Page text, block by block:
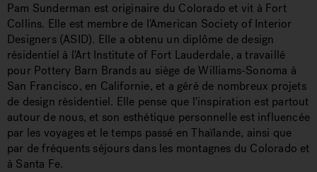
Pam Sunderman est originaire du Colorado et vit à Fort
Collins. Elle est membre de l'American Society of Interior
Designers (ASID). Elle a obtenu un diplôme de design
résidentiel à l'Art Institute of Fort Lauderdale, a travaillé
pour Pottery Barn Brands au siège de Williams-Sonoma à
San Francisco, en Californie, et a géré de nombreux projets
de design résidentiel. Elle pense que l'inspiration est partout
autour de nous, et son esthétique personnelle est influencée
par les voyages et le temps passé en Thaïlande, ainsi que
par de fréquents séjours dans les montagnes du Colorado et
à Santa Fe.